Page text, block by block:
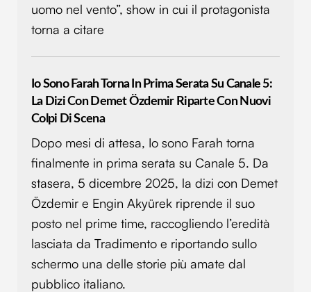
uomo nel vento”, show in cui il protagonista
torna a citare
Io Sono Farah Torna In Prima Serata Su Canale 5:
La Dizi Con Demet Özdemir Riparte Con Nuovi
Colpi Di Scena
Dopo mesi di attesa, Io sono Farah torna
finalmente in prima serata su Canale 5. Da
stasera, 5 dicembre 2025, la dizi con Demet
Özdemir e Engin Akyürek riprende il suo
posto nel prime time, raccogliendo l’eredità
lasciata da Tradimento e riportando sullo
schermo una delle storie più amate dal
pubblico italiano.